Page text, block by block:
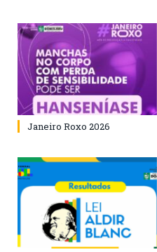
Janeiro Roxo 2026